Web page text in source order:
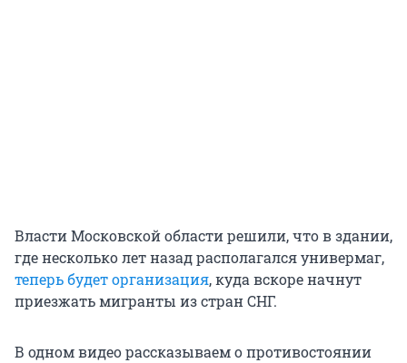
Власти Московской области решили, что в здании,
где несколько лет назад располагался универмаг,
теперь будет организация, куда вскоре начнут
приезжать мигранты из стран СНГ.
В одном видео рассказываем о противостоянии